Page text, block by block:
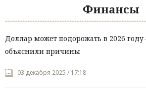
Финансы
Доллар может подорожать в 2026
объяснили причины
03 декабря 2025 / 17:18